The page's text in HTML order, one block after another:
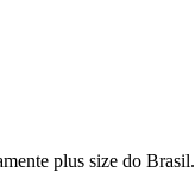
plus size do Brasil.